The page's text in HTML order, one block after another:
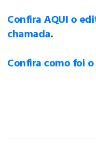
Confira AQUI o
chamada.
Confira como foi